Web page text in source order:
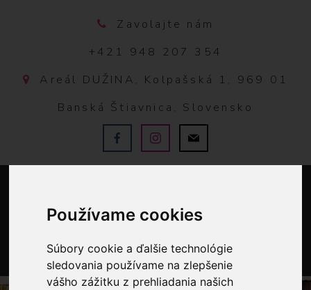
Používame cookies
Súbory cookie a ďalšie technológie
sledovania používame na zlepšenie
vášho zážitku z prehliadania našich
Zavolajte nám
+421 948 207 354
Areál DUŽINA, Kolpašská 1, 969 01
Banská Štiavnica, Slovensko
0